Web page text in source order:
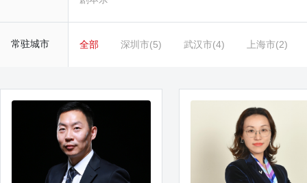
常驻城市 全部 深圳市(5) 武汉市(4) 上海市(2)